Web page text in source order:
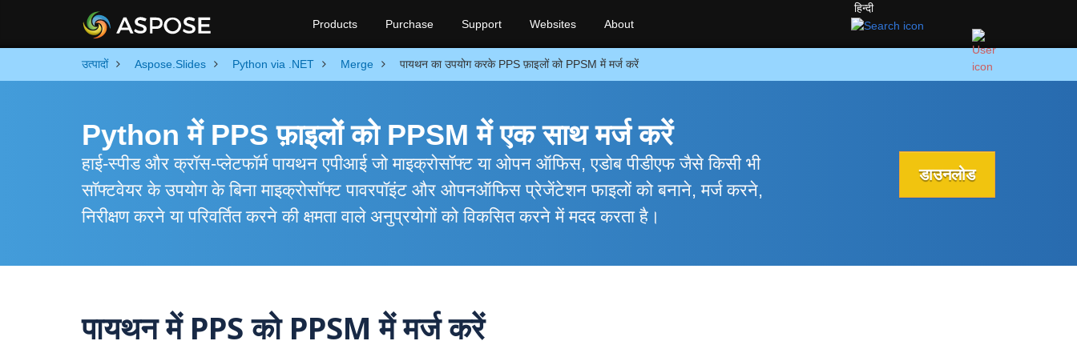
हिन्दी
Products
Purchase Support Websites About
उत्पादों Aspose.Slides Python via .NET Merge पायथन का उपयोग करके PPS फ़ाइलों को PPSM में मर्ज करें
Python में PPS फ़ाइलों को PPSM में एक साथ मर्ज करें
हाई-स्पीड और क्रॉस-प्लेटफॉर्म पायथन एपीआई जो माइक्रोसॉफ्ट या ओपन ऑफिस, एडोब पीडीएफ जैसे किसी भी
सॉफ्टवेयर के उपयोग के बिना माइक्रोसॉफ्ट पावरपॉइंट और ओपनऑफिस प्रेजेंटेशन फाइलों को बनाने, मर्ज करने,
निरीक्षण करने या परिवर्तित करने की क्षमता वाले अनुप्रयोगों को विकसित करने में मदद करता है।
डाउनलोड
पायथन में PPS को PPSM में मर्ज करें